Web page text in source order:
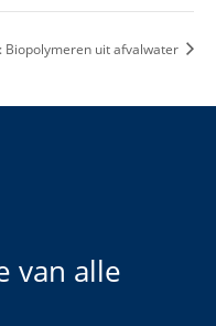
Biopolymeren uit afvalwater
van alle